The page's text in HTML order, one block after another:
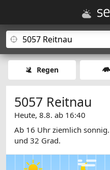
Regen
5057 Reitnau
Heute, 8.8. ab 16:40
Ab 16 Uhr ziemlich
und 32 Grad.